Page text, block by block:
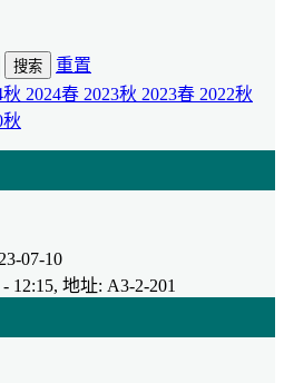
搜索
重置
秋 2024春 2023秋 2023春 2022秋
秋
07-10
12:15, 地址: A3-2-201